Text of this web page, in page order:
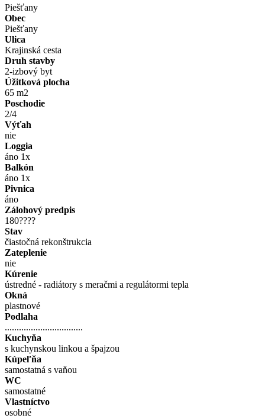
Piešťany
Obec
Piešťany
Ulica
Krajinská cesta
Druh stavby
2-izbový byt
Úžitková plocha
65 m2
Poschodie
2/4
Výťah
nie
Loggia
áno 1x
Balkón
áno 1x
Pivnica
áno
Zálohový predpis
180????
Stav
čiastočná rekonštrukcia
Zateplenie
nie
Kúrenie
ústredné - radiátory s meračmi a regulátormi tepla
Okná
plastnové
Podlaha
.................................
Kuchyňa
s kuchynskou linkou a špajzou
Kúpeľňa
samostatná s vaňou
WC
samostatné
Vlastníctvo
osobné